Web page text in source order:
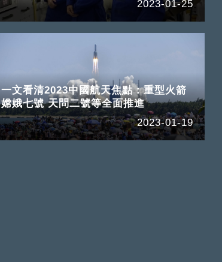
2023-01-25
一文看清2023中國航天焦點：重型火箭
嫦娥七號 天問二號等全面推進
2023-01-19